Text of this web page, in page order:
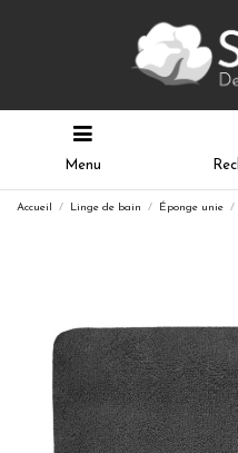
Menu
Accueil Linge de bain Éponge unie